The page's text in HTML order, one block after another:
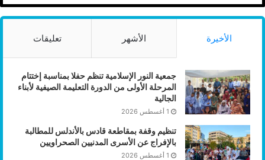
الامل كبير في الدولة الموريتانية التي أصبحت لاعبا متميزا على
الساحتين الأفريقية و الدولية في أن تخطو خطوة نحو الحياد
الصحيح بإقامة علاقات دبلوماسية مع الدولة الصحراوية، و لاشك
الذي نتمنى له كل الخير في قيادة بلده نحو المزيد من الاستقرار
والتقدم.
بقلم: الإعلامي الصحراوي محمد فاضل محمد سالم.
الأخيرة الأشهر تعليقات
جمعية النور الإسلامية تنظم حفلا بمناسبة إختتام
المرحلة الأولى من الدورة التعليمة الصيفية لأبناء
الجالية
1 أغسطس 2026
تنظيم وقفة بمقاطعة قادس بالأندلس للمطالبة
بالإفراج عن الأسرى المدنيين الصحراويين
1 أغسطس 2026